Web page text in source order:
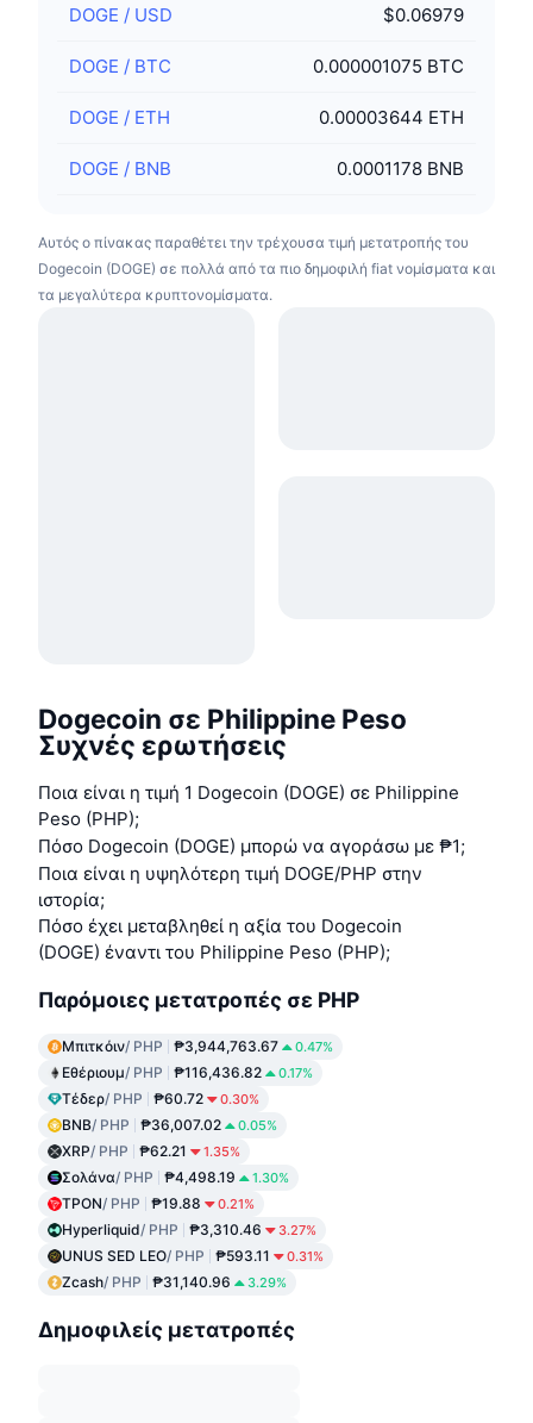
DOGE / USD $0.06979
DOGE / BTC 0.000001075 BTC
DOGE / ETH 0.00003644 ETH
DOGE / BNB 0.0001178 BNB
Αυτός ο πίνακας παραθέτει την τρέχουσα τιμή μετατροπής του
Dogecoin (DOGE) σε πολλά από τα πιο δημοφιλή fiat νομίσματα και
τα μεγαλύτερα κρυπτονομίσματα.
Dogecoin σε Philippine Peso
Συχνές ερωτήσεις
Ποια είναι η τιμή 1 Dogecoin (DOGE) σε Philippine
Peso (PHP);
Πόσο Dogecoin (DOGE) μπορώ να αγοράσω με ₱1;
Ποια είναι η υψηλότερη τιμή DOGE/PHP στην
ιστορία;
Πόσο έχει μεταβληθεί η αξία του Dogecoin
(DOGE) έναντι του Philippine Peso (PHP);
Παρόμοιες μετατροπές σε PHP
Μπιτκόιν/ PHP ₱3,944,763.67 0.47%
Εθέριουμ/ PHP ₱116,436.82 0.17%
Τέδερ/ PHP ₱60.72 0.30%
BNB/ PHP ₱36,007.02 0.05%
XRP/ PHP ₱62.21 1.35%
Σολάνα/ PHP ₱4,498.19 1.30%
ΤΡΟΝ/ PHP ₱19.88 0.21%
Hyperliquid/ PHP ₱3,310.46 3.27%
UNUS SED LEO/ PHP ₱593.11 0.31%
Zcash/ PHP ₱31,140.96 3.29%
Δημοφιλείς μετατροπές